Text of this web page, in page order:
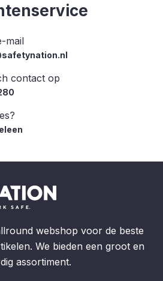
mail
contact op
webshop voor de beste
We bieden een groot en
assortiment.